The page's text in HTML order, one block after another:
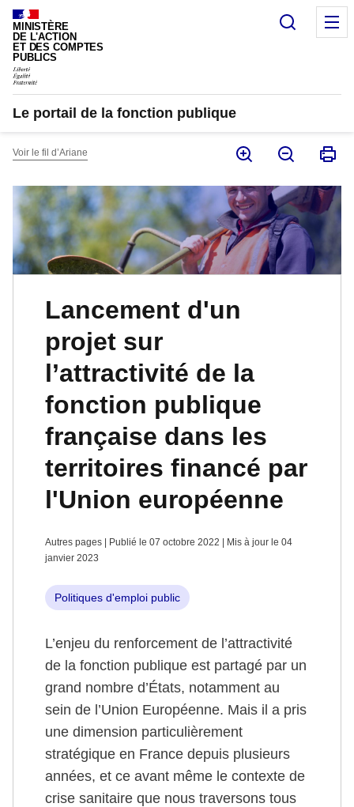
Panneau de gestion des cookies
MINISTÈRE
DE L'ACTION
ET DES COMPTES
PUBLICS
Le portail de la fonction publique
Voir le fil d’Ariane
Lancement d'un
projet sur
l’attractivité de la
fonction publique
française dans les
territoires financé par
l'Union européenne
Autres pages | Publié le 07 octobre 2022 | Mis à jour le 04
janvier 2023
Politiques d'emploi public
L’enjeu du renforcement de l’attractivité
de la fonction publique est partagé par un
grand nombre d’États, notamment au
sein de l’Union Européenne. Mais il a pris
une dimension particulièrement
stratégique en France depuis plusieurs
années, et ce avant même le contexte de
crise sanitaire que nous traversons tous